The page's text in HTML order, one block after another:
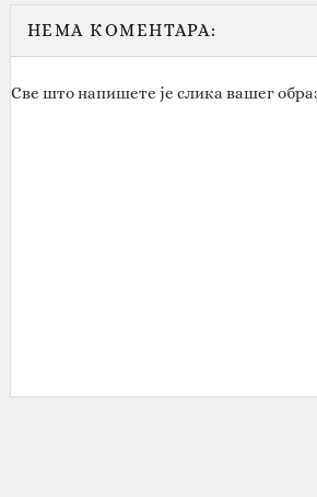
НЕМА КОМЕНТАРА:
Све што напишете је слика вашег